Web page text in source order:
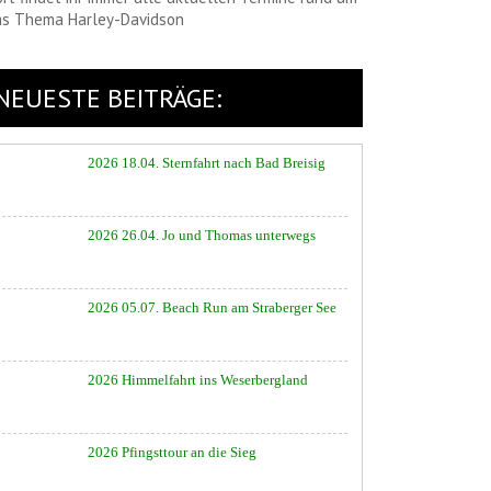
Thema Harley-Davidson
BEITRÄGE:
2026 18.04. Sternfahrt nach Bad Breisig
2026 26.04. Jo und Thomas unterwegs
2026 05.07. Beach Run am Straberger See
2026 Himmelfahrt ins Weserbergland
2026 Pfingsttour an die Sieg